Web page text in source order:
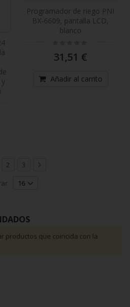
Programador de riego PNI
BX-6609, pantalla LCD,
blanco
31,51 €
Añadir al carrito
estás leyendo página
Página
2 Página
3
productos que coincida con la